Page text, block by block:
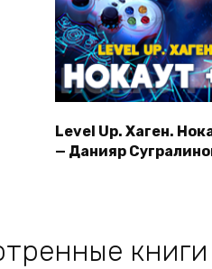
Level Up. Хаген.
— Данияр
книги